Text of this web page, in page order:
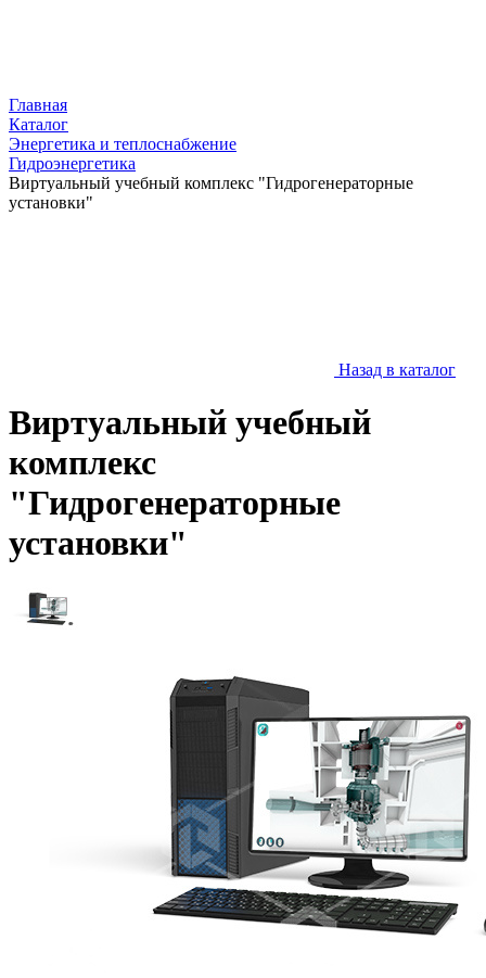
Главная
Каталог
Энергетика и теплоснабжение
Гидроэнергетика
Виртуальный учебный комплекс "Гидрогенераторные
установки"
Назад в каталог
Виртуальный учебный
комплекс
"Гидрогенераторные
установки"